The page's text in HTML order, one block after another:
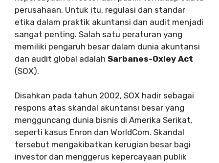
perusahaan. Untuk itu, regulasi dan standar
etika dalam praktik akuntansi dan audit menjadi
sangat penting. Salah satu peraturan yang
memiliki pengaruh besar dalam dunia akuntansi
dan audit global adalah Sarbanes-Oxley Act
(SOX).
Disahkan pada tahun 2002, SOX hadir sebagai
respons atas skandal akuntansi besar yang
mengguncang dunia bisnis di Amerika Serikat,
seperti kasus Enron dan WorldCom. Skandal
tersebut mengakibatkan kerugian besar bagi
investor dan menggerus kepercayaan publik